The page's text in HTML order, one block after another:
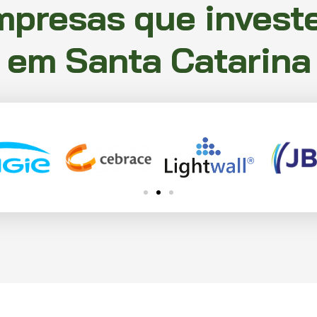
que
em Santa Catarina